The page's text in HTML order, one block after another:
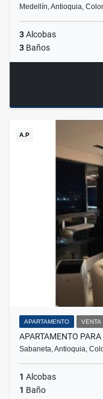
Medellín, Antioquia,
3Alcobas
3 Baños
A.P
APARTAMENTO VENTA
APARTAMENTO
Sabaneta, Antioquia,
1 Alcobas
1 Baño